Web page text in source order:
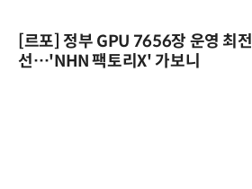
[르포] 정부 GPU 7656장 운영 최전
선…'NHN 팩토리X' 가보니